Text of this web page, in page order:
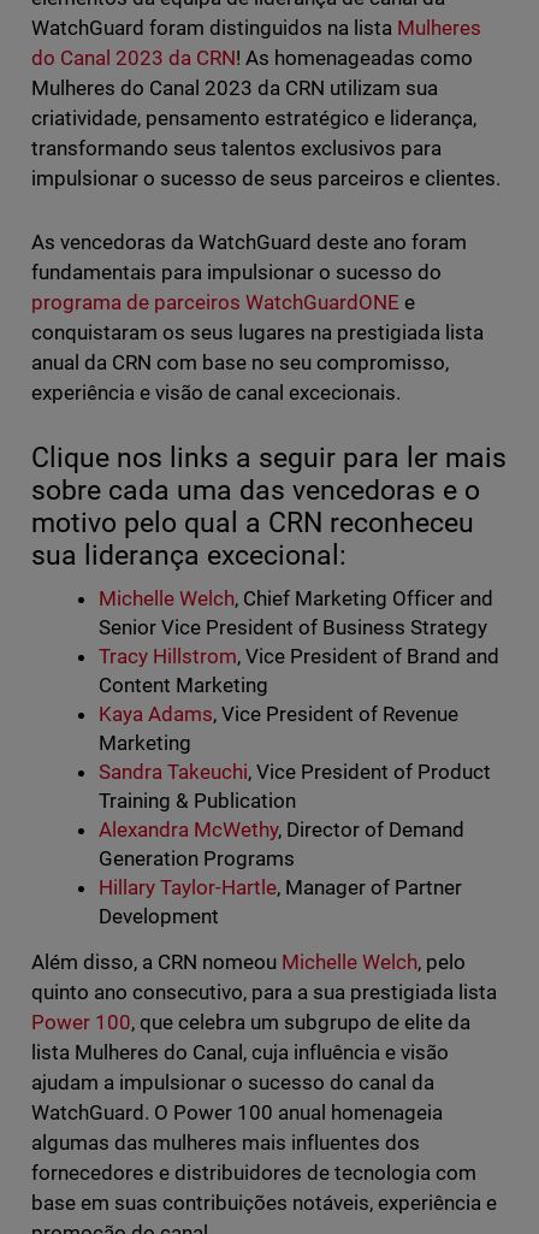
WatchGuard foram distinguidos na lista Mulheres
do Canal 2023 da CRN! As homenageadas como
Mulheres do Canal 2023 da CRN utilizam sua
criatividade, pensamento estratégico e liderança,
transformando seus talentos exclusivos para
impulsionar o sucesso de seus parceiros e clientes.
As vencedoras da WatchGuard deste ano foram
fundamentais para impulsionar o sucesso do
programa de parceiros WatchGuardONE e
conquistaram os seus lugares na prestigiada lista
anual da CRN com base no seu compromisso,
experiência e visão de canal excecionais.
Clique nos links a seguir para ler mais
sobre cada uma das vencedoras e o
motivo pelo qual a CRN reconheceu
sua liderança excecional:
Michelle Welch, Chief Marketing Officer and
Senior Vice President of Business Strategy
Tracy Hillstrom, Vice President of Brand and
Content Marketing
Kaya Adams, Vice President of Revenue
Marketing
Sandra Takeuchi, Vice President of Product
Training & Publication
Alexandra McWethy, Director of Demand
Generation Programs
Hillary Taylor-Hartle, Manager of Partner
Development
Além disso, a CRN nomeou Michelle Welch, pelo
quinto ano consecutivo, para a sua prestigiada lista
Power 100, que celebra um subgrupo de elite da
lista Mulheres do Canal, cuja influência e visão
ajudam a impulsionar o sucesso do canal da
WatchGuard. O Power 100 anual homenageia
algumas das mulheres mais influentes dos
fornecedores e distribuidores de tecnologia com
base em suas contribuições notáveis, experiência e